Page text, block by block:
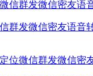
群发微信密友语音